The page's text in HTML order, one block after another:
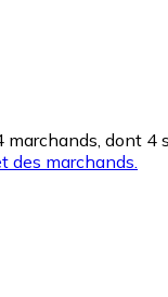
marchands, dont
des marchands.